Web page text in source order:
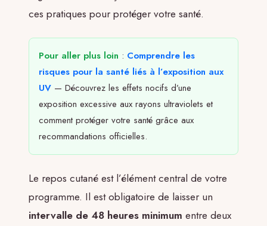
ces pratiques pour protéger votre santé.
Pour aller plus loin : Comprendre les
risques pour la santé liés à l’exposition aux
UV — Découvrez les effets nocifs d’une
exposition excessive aux rayons ultraviolets et
comment protéger votre santé grâce aux
recommandations officielles.
Le repos cutané est l’élément central de votre
programme. Il est obligatoire de laisser un
intervalle de 48 heures minimum entre deux